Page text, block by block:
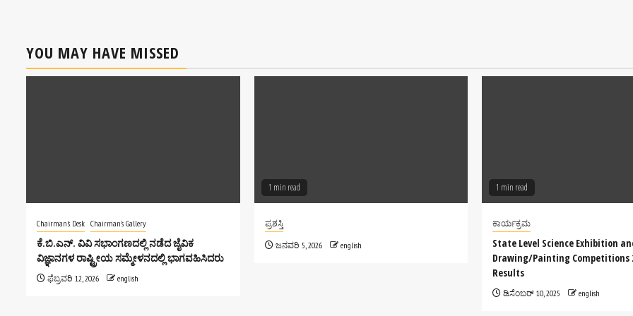
ಕೆ.ಬಿ.ಎನ್. ವಿವಿ ಸಭಾಂಗಣದಲ್ಲಿ ನಡೆದ ಜೈವಿಕ
ವಿಜ್ಞಾನಗಳ ರಾಷ್ಟ್ರೀಯ ಸಮ್ಮೇಳನದಲ್ಲಿ ಭಾಗವಹಿಸಿದರು
ಫೆಬ್ರವರಿ 12, 2026 english
1 min read
ಜನವರಿ 5, 2026
1 min read
State Level Science Exhibition and
Drawing/Painting Competitions
Results